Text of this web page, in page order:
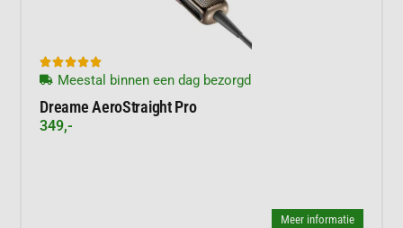

Meestal binnen een dag bezorgd
Dreame AeroStraight Pro
349,-
Meer informatie